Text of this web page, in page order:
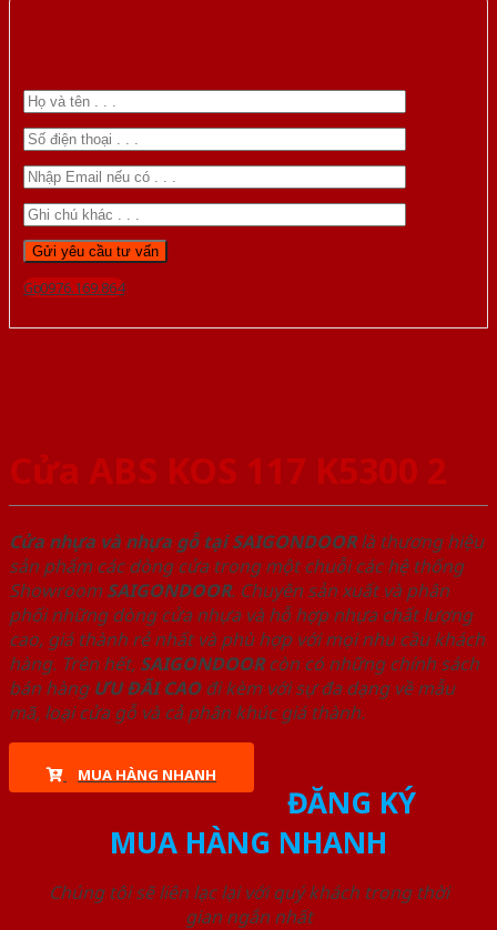
Gọi 0976.169.864
Cửa ABS KOS 117 K5300 2
Cửa nhựa và nhựa gỗ tại SAIGONDOORlà thương hiệu
sản phẩm các dòng cửa trong một chuỗi các hệ thống
Showroom SAIGONDOOR. Chuyên sản xuất và phân
phối những dòng cửa nhựa và hỗ hợp nhựa chất lượng
cao, giá thành rẻ nhất và phù hợp với mọi nhu cầu khách
hàng. Trên hết, SAIGONDOORcòn có những chính sách
bán hàng ƯU ĐÃI CAOđi kèm với sự đa dạng về mẫu
mã, loại cửa gỗ và cả phân khúc giá thành.
MUA HÀNG NHANH
ĐĂNG KÝ
MUA HÀNG NHANH
Chúng tôi sẽ liên lạc lại với quý khách trong thời
gian ngắn nhất